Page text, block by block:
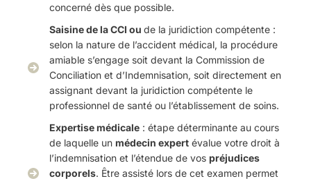
concerné dès que possible.
Saisine de la CCI ou de la juridiction compétente :
selon la nature de l’accident médical, la procédure
amiable s’engage soit devant la Commission de
Conciliation et d’Indemnisation, soit directement en
assignant devant la juridiction compétente le
professionnel de santé ou l’établissement de soins.
Expertise médicale : étape déterminante au cours
de laquelle un médecin expert évalue votre droit à
l’indemnisation et l’étendue de vos préjudices
corporels. Être assisté lors de cet examen permet